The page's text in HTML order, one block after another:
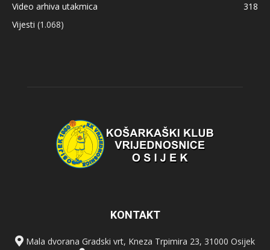
Video arhiva utakmica
318
Vijesti (1.068)
KONTAKT
Mala dvorana Gradski vrt, Kneza Trpimira 23, 31000 Osijek